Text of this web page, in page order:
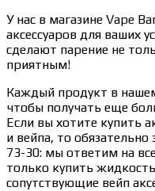
У нас в магазине Vape
аксессуаров для ваших
сделают парение не
приятным!
Каждый продукт в
чтобы получать еще
Если вы хотите купить
и вейпа, то
73-30: мы ответим на
только купить
сопутствующие вейп